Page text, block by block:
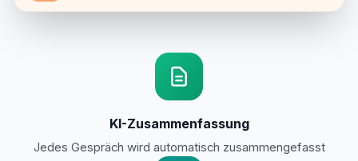
KI-Zusammenfassung
Jedes Gespräch wird automatisch zusammengefasst